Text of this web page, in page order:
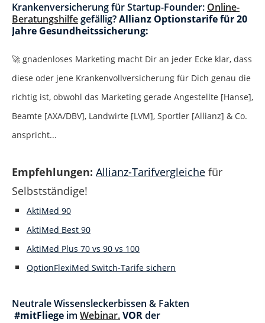
Krankenversicherung für Startup-Founder: Online-
Beratungshilfegefällig?Allianz Optionstarife für 20
Jahre Gesundheitssicherung:
🚀 gnadenloses Marketing macht Dir an jeder Ecke klar, dass
diese oder jene Krankenvollversicherung für Dich genau die
richtig ist, obwohl das Marketing gerade Angestellte [Hanse],
Beamte [AXA/DBV], Landwirte [LVM], Sportler [Allianz] & Co.
anspricht...
Empfehlungen: Allianz-Tarifvergleiche für
Selbstständige!
AktiMed 90
AktiMed Best 90
AktiMed Plus 70 vs 90 vs 100
OptionFlexiMed Switch-Tarife sichern
Neutrale Wissensleckerbissen & Fakten
#mitFliege im Webinar.VORder